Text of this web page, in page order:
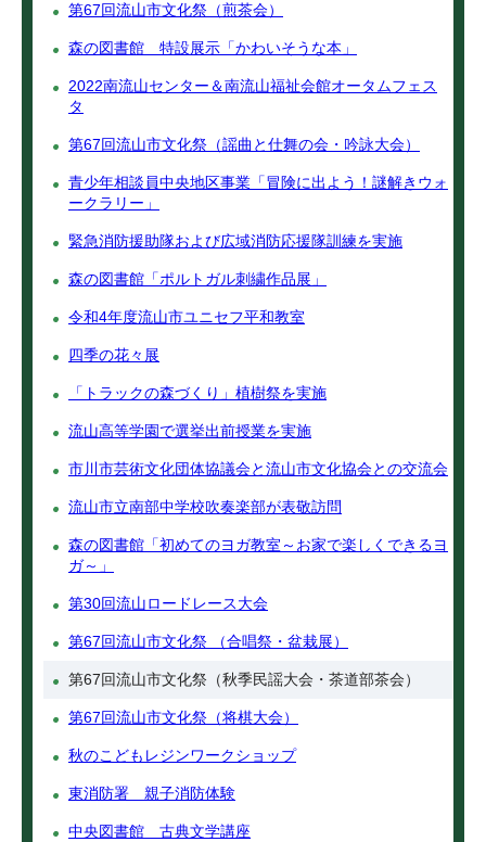
第67回流山市文化祭（煎茶会）
森の図書館 特設展示「かわいそうな本」
2022南流山センター＆南流山福祉会館オータムフェス
タ
第67回流山市文化祭（謡曲と仕舞の会・吟詠大会）
青少年相談員中央地区事業「冒険に出よう！謎解きウォ
ークラリー」
緊急消防援助隊および広域消防応援隊訓練を実施
森の図書館「ポルトガル刺繍作品展」
令和4年度流山市ユニセフ平和教室
四季の花々展
「トラックの森づくり」植樹祭を実施
流山高等学園で選挙出前授業を実施
市川市芸術文化団体協議会と流山市文化協会との交流会
流山市立南部中学校吹奏楽部が表敬訪問
森の図書館「初めてのヨガ教室～お家で楽しくできるヨ
ガ～」
第30回流山ロードレース大会
第67回流山市文化祭 （合唱祭・盆栽展）
第67回流山市文化祭（秋季民謡大会・茶道部茶会）
第67回流山市文化祭（将棋大会）
秋のこどもレジンワークショップ
東消防署 親子消防体験
中央図書館 古典文学講座